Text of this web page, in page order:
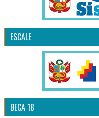
ESCALE
BECA 18